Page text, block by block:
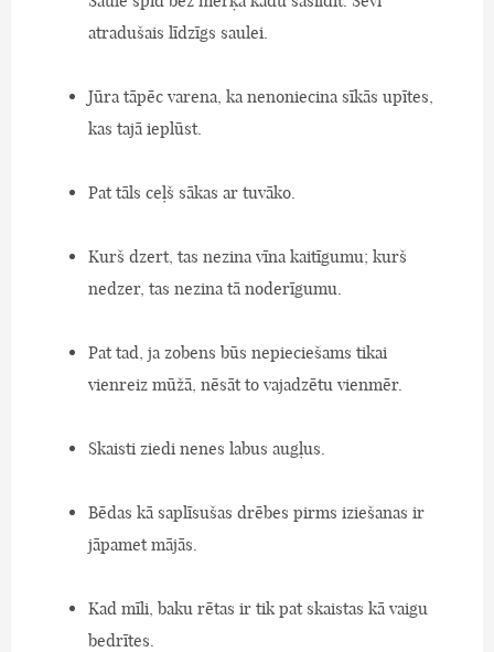
atradušais līdzīgs saulei.
Jūra tāpēc varena, ka nenoniecina sīkās upītes,
kas tajā ieplūst.
Pat tāls ceļš sākas ar tuvāko.
Kurš dzert, tas nezina vīna kaitīgumu; kurš
nedzer, tas nezina tā noderīgumu.
Pat tad, ja zobens būs nepieciešams tikai
vienreiz mūžā, nēsāt to vajadzētu vienmēr.
Skaisti ziedi nenes labus augļus.
Bēdas kā saplīsušas drēbes pirms iziešanas ir
jāpamet mājās.
Kad mīli, baku rētas ir tik pat skaistas kā vaigu
bedrītes.